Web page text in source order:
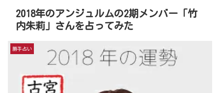
2018年のアンジュルムの2期メンバー「竹
内朱莉」さんを占ってみた
勝手占い